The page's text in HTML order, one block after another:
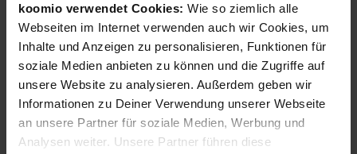
koomio verwendet Cookies: Wie so ziemlich alle
Webseiten im Internet verwenden auch wir Cookies, um
Inhalte und Anzeigen zu personalisieren, Funktionen für
soziale Medien anbieten zu können und die Zugriffe auf
unsere Website zu analysieren. Außerdem geben wir
Informationen zu Deiner Verwendung unserer Webseite
an unsere Partner für soziale Medien, Werbung und
Analysen weiter. Unsere Partner führen diese
Software & Videospiele Drucker
Druckerzubehör Scanner
Druckserver
Netzwerkkomponenten Aktenvernichter